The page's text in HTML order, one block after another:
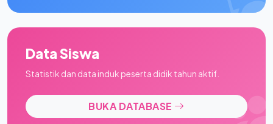
Data Siswa
Statistik dan data induk peserta didik tahun aktif.
BUKA DATABASE